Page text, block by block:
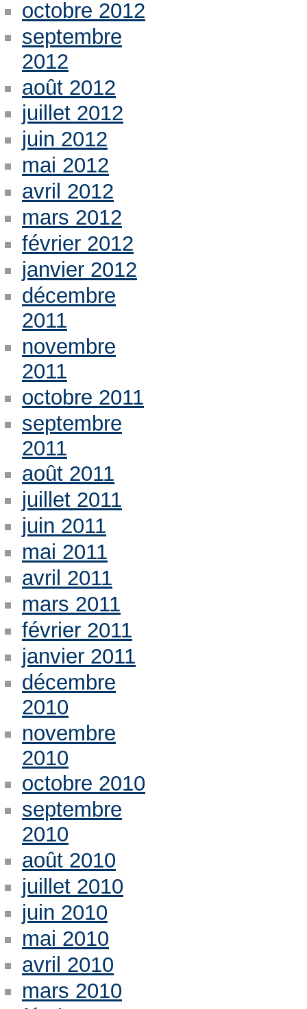
octobre 2012
septembre
2012
août 2012
juillet 2012
juin 2012
mai 2012
avril 2012
mars 2012
février 2012
janvier 2012
décembre
2011
novembre
2011
octobre 2011
septembre
2011
août 2011
juillet 2011
juin 2011
mai 2011
avril 2011
mars 2011
février 2011
janvier 2011
décembre
2010
novembre
2010
octobre 2010
septembre
2010
août 2010
juillet 2010
juin 2010
mai 2010
avril 2010
mars 2010